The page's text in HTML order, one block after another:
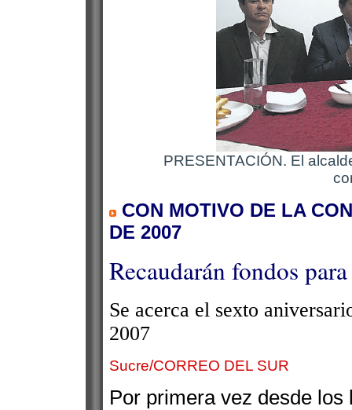
PRESENTACIÓN. El
CON MOTIVO DE LA
DE 2007
Recaudarán fondos
Se acerca el sexto
2007
Sucre/CORREO DEL SUR
Por primera vez desde